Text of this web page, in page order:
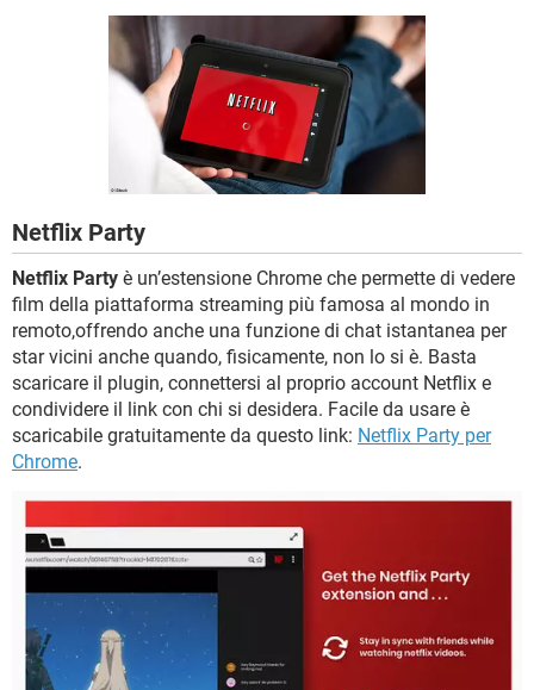
Netflix Party
Netflix Party è un’estensione Chrome che permette di vedere
film della piattaforma streaming più famosa al mondo in
remoto,offrendo anche una funzione di chat istantanea per
star vicini anche quando, fisicamente, non lo si è. Basta
scaricare il plugin, connettersi al proprio account Netflix e
condividere il link con chi si desidera. Facile da usare è
scaricabile gratuitamente da questo link: Netflix Party per
Chrome.